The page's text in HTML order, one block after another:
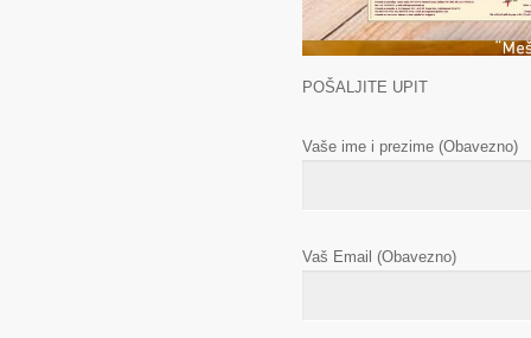
POŠALJITE UPIT
Vaše ime i prezime (Obavezno)
Vaš Email (Obavezno)